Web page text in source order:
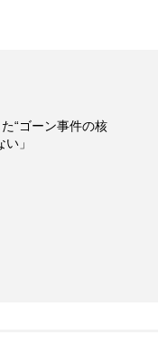
“ゴーン事件の核
」